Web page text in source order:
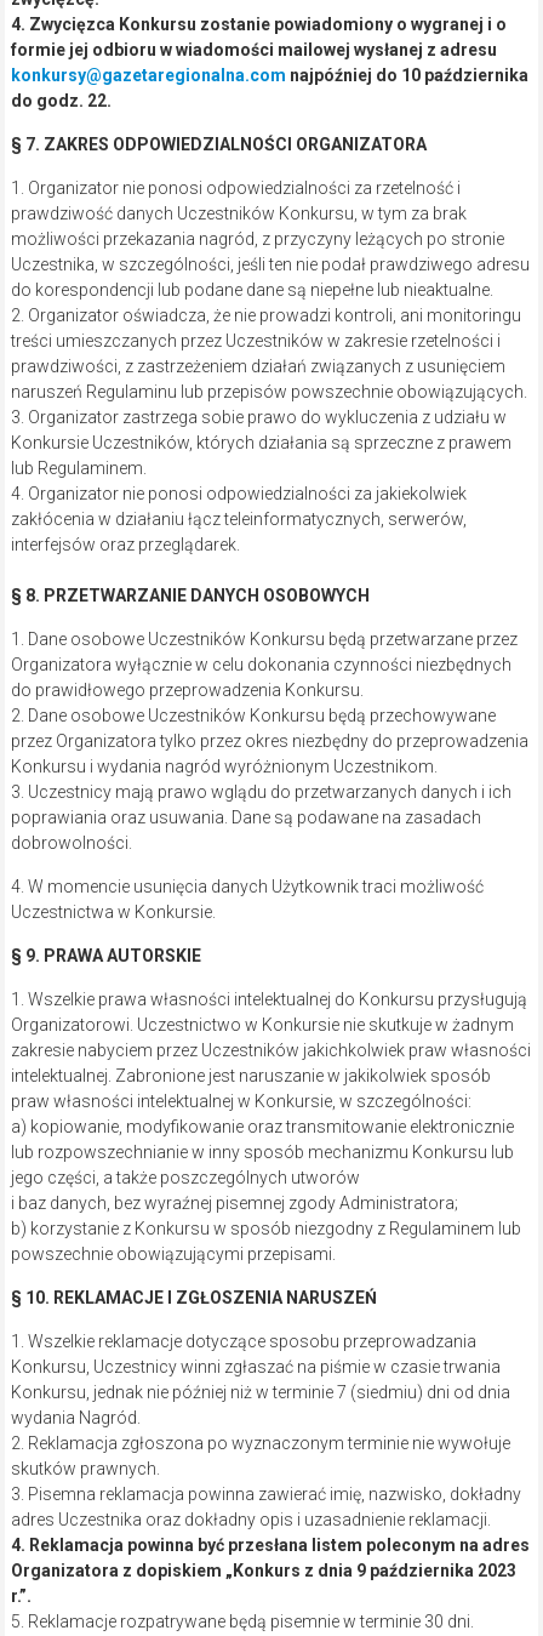
4. Organizator nie ponosi odpowiedzialności za jakiekolwiek
zakłócenia w działaniu łącz teleinformatycznych, serwerów,
interfejsów oraz przeglądarek.
Organizatora wyłącznie w celu dokonania czynności niezbędnych
do prawidłowego przeprowadzenia Konkursu.
2. Dane osobowe Uczestników Konkursu będą przechowywane
przez Organizatora tylko przez okres niezbędny do przeprowadzenia
Konkursu i wydania nagród wyróżnionym Uczestnikom.
3. Uczestnicy mają prawo wglądu do przetwarzanych danych i ich
poprawiania oraz usuwania. Dane są podawane na zasadach
dobrowolności.
4. W momencie usunięcia danych Użytkownik traci możliwość
Uczestnictwa w Konkursie.
§ 9. PRAWA AUTORSKIE
1. Wszelkie prawa własności intelektualnej do Konkursu przysługują
Organizatorowi. Uczestnictwo w Konkursie nie skutkuje w żadnym
intelektualnej. Zabronione jest naruszanie w jakikolwiek sposób
praw własności intelektualnej w Konkursie, w szczególności:
a) kopiowanie, modyfikowanie oraz transmitowanie elektronicznie
lub rozpowszechnianie w inny sposób mechanizmu Konkursu lub
jego części, a także poszczególnych utworów
i baz danych, bez wyraźnej pisemnej zgody Administratora;
b) korzystanie z Konkursu w sposób niezgodny z Regulaminem lub
powszechnie obowiązującymi przepisami.
§ 10. REKLAMACJE I ZGŁOSZENIA NARUSZEŃ
Konkursu, Uczestnicy winni zgłaszać na piśmie w czasie trwania
Konkursu, jednak nie później niż w terminie 7 (siedmiu) dni od dnia
wydania Nagród.
skutków prawnych.
3. Pisemna reklamacja powinna zawierać imię, nazwisko, dokładny
adres Uczestnika oraz dokładny opis i uzasadnienie reklamacji.
4. Reklamacja powinna być przesłana listem poleconym na adres
Organizatora z dopiskiem „Konkurs z dnia 9 października 2023
r.”.
5. Reklamacje rozpatrywane będą pisemnie w terminie 30 dni.
§ 11. POSTANOWIENIA KOŃCOWE
1. Regulamin wchodzi w życie z dniem 9 października 2023 r. i
się przepisy Kodeksu cywilnego i inne przepisy prawa.
Spory odnoszące się i wynikające z Konkursu będą
rozwiązywane przez sąd powszechny właściwy miejscowo dla
siedziby Organizatora.
Organizator zastrzega sobie prawo do zmiany zasad Konkursu
w trakcie jego trwania. Informacja o zmianach będzie
zamieszczona na stronie gazetaregionalna.com.